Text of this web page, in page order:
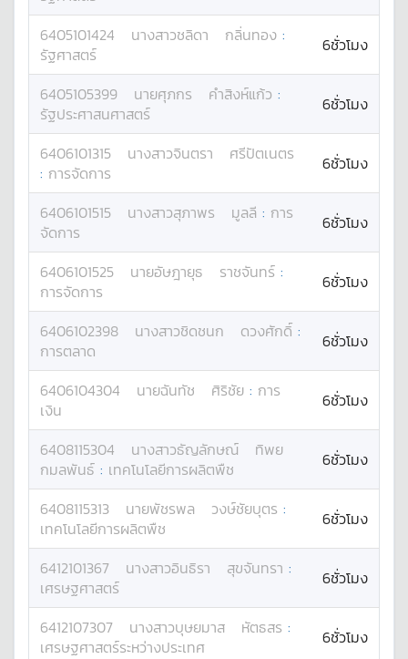
6405101424 นางสาวชลิดา กลิ่นทอง :
รัฐศาสตร์
6ชั่วโมง
6405105399 นายศุภกร คำสิงห์แก้ว :
รัฐประศาสนศาสตร์
6ชั่วโมง
6406101315 นางสาวจินตรา
ศรีปัตเนตร
: การจัดการ 6ชั่วโมง
6406101515 นางสาวสุภาพร มูลลี : การ
จัดการ
6ชั่วโมง
6406101525 นายอัษฎายุธ ราชจันทร์ :
การจัดการ
6ชั่วโมง
6406102398 นางสาวชิดชนก ดวงศักดิ์ :
การตลาด
6ชั่วโมง
6406104304 นายฉันทัช ศิริชัย : การ
เงิน
6ชั่วโมง
6408115304 นางสาวธัญลักษณ์
ทิพย
กมลพันธ์ : เทคโนโลยีการผลิตพืช 6ชั่วโมง
6408115313 นายพัชรพล วงษ์ชัยบุตร :
เทคโนโลยีการผลิตพืช
6ชั่วโมง
6412101367 นางสาวอินธิรา สุขจันทรา :
เศรษฐศาสตร์
6ชั่วโมง
6412107307 นางสาวบุษยมาส หัตธสร :
เศรษฐศาสตร์ระหว่างประเทศ
6ชั่วโมง